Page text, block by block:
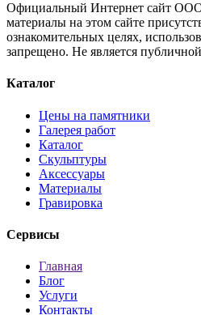
Официальный Интернет сайт
материалы на этом сайте
ознакомительных целях,
запрещено. Не является
Каталог
Цены на памятники
Галерея работ
Каталог
Скульптуры
Аксессуары
Материалы
Гравировка
Сервисы
Главная
Блог
Услуги
Контакты